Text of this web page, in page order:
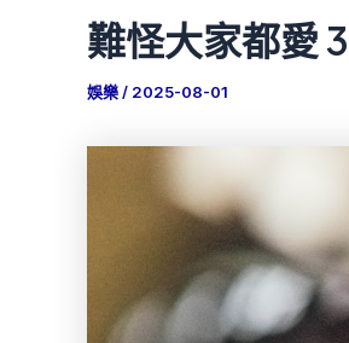
難怪大家都愛
娛樂/ 2025-08-01